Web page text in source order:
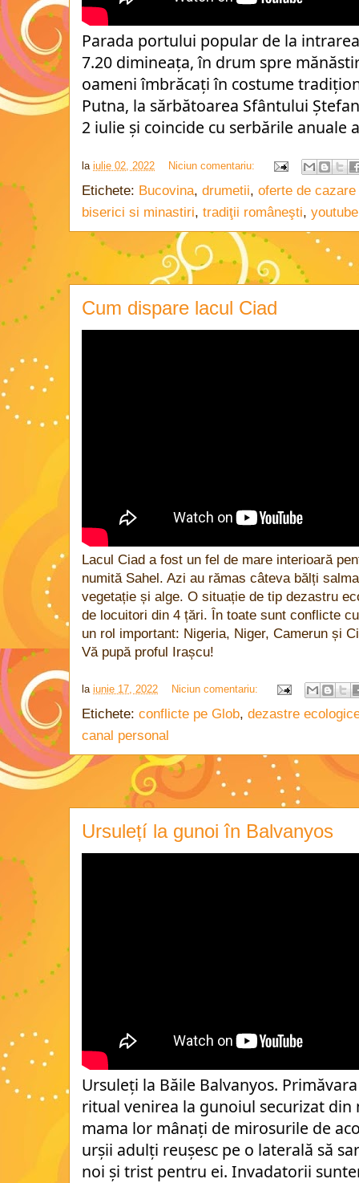
Parada portului popular de la
7.20 dimineața, în drum spre
oameni îmbrăcați în costume
Putna, la sărbătoarea Sfântului
2 iulie și coincide cu serbările anuale
la iulie 02, 2022 Niciun comentariu:
Etichete: Bucovina, drumetii, oferte de
biserici si minastiri, tradiţii româneşti,
Cum dispare lacul Ciad
Lacul Ciad a fost un fel de mare interioară
numită Sahel. Azi au rămas câteva bălți
vegetație și alge. O situație de tip dezastru
de locuitori din 4 țări. În toate sunt conflicte
un rol important: Nigeria, Niger, Camerun și
Vă pupă proful Irașcu!
la iunie 17, 2022 Niciun comentariu:
Etichete: conflicte pe Glob, dezastre
canal personal
Ursulețí la gunoi în Balvanyos
Ursuleți la Băile Balvanyos.
ritual venirea la gunoiul securizat din
mama lor mânați de mirosurile de
urșii adulți reușesc pe o laterală să
noi și trist pentru ei. Invadatorii